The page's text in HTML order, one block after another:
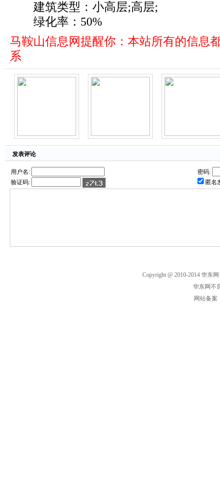
建筑类型：小高层;高层;
绿化率：50%
马鞍山信息网提醒你：本站所有的信息
系
发表评论
用户名:
密码:
验证码:
匿名
Copyright @ 2010-2014 华东
华东网不
网站备案